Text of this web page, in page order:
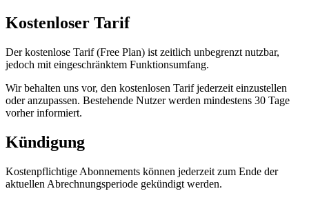
Kostenloser Tarif
Der kostenlose Tarif (Free Plan) ist zeitlich unbegrenzt nutzbar,
jedoch mit eingeschränktem Funktionsumfang.
Wir behalten uns vor, den kostenlosen Tarif jederzeit einzustellen
oder anzupassen. Bestehende Nutzer werden mindestens 30 Tage
vorher informiert.
Kündigung
Kostenpflichtige Abonnements können jederzeit zum Ende der
aktuellen Abrechnungsperiode gekündigt werden.